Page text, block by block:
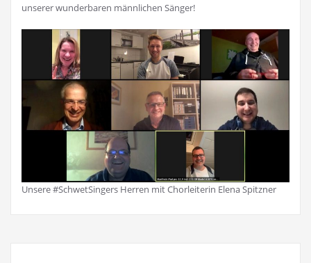
unserer wunderbaren männlichen Sänger!
Unsere #SchwetSingers Herren mit Chorleiterin Elena Spitzner